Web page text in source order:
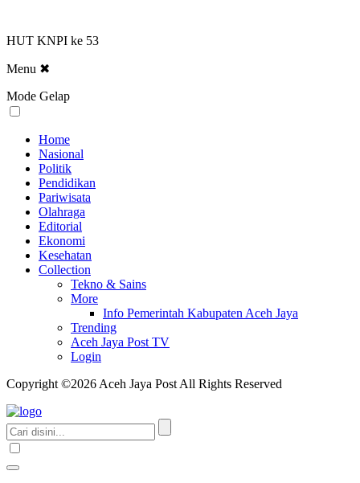
HUT KNPI ke 53
Menu ✖
Mode Gelap
Home
Nasional
Politik
Pendidikan
Pariwisata
Olahraga
Editorial
Ekonomi
Kesehatan
Collection
Tekno & Sains
More
Info Pemerintah Kabupaten Aceh Jaya
Trending
Aceh Jaya Post TV
Login
Copyright ©2026 Aceh Jaya Post All Rights Reserved